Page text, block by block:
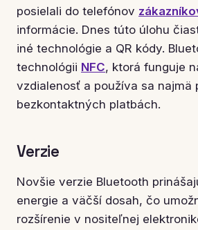
posielali do telefónov
informácie. Dnes túto úlohu
iné technológie a QR kódy.
technológii NFC, ktorá funguje
vzdialenosť a používa sa najmä
bezkontaktných platbách.
Verzie
Novšie verzie Bluetooth
energie a väčší dosah, čo
rozšírenie v nositeľnej